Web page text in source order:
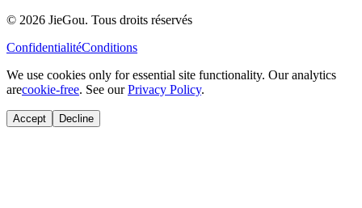
© 2026 JieGou. Tous droits réservés
ConfidentialitéConditions
We use cookies only for essential site functionality. Our analytics
arecookie-free. See ourPrivacy Policy.
Accept Decline